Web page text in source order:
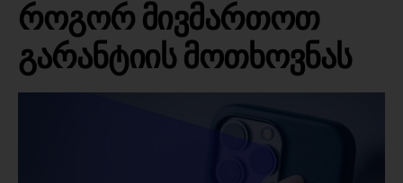
როგორ მივმართოთ
გარანტიის მოთხოვნას